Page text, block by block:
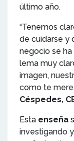
último año.
“Tenemos
de cuidarse y
negocio se ha
lema muy
imagen,
como te
Céspedes,
Esta enseña
investigando